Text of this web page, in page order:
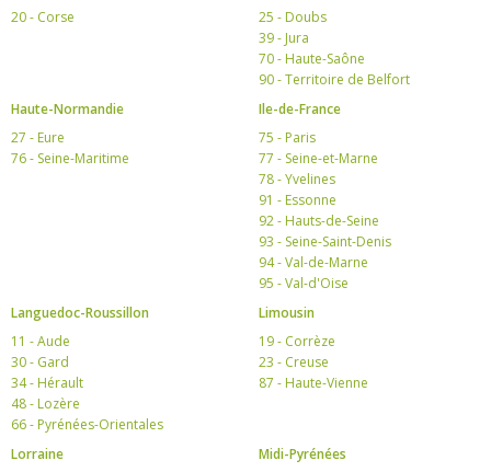
20 - Corse
25 - Doubs
39 - Jura
70 - Haute-Saône
90 - Territoire de Belfort
Haute-Normandie
27 - Eure
76 - Seine-Maritime
Ile-de-France
75 - Paris
77 - Seine-et-Marne
78 - Yvelines
91 - Essonne
92 - Hauts-de-Seine
93 - Seine-Saint-Denis
94 - Val-de-Marne
95 - Val-d'Oise
Languedoc-Roussillon
11 - Aude
30 - Gard
34 - Hérault
48 - Lozère
66 - Pyrénées-Orientales
Limousin
19 - Corrèze
23 - Creuse
87 - Haute-Vienne
Lorraine
Midi-Pyrénées